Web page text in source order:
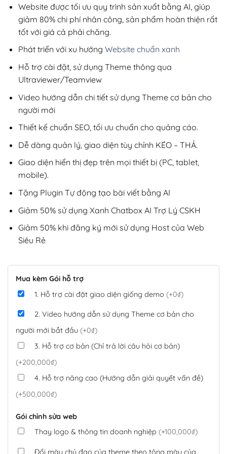
Website được tối ưu quy trình sản xuất bằng AI, giúp
giảm 80% chi phí nhân công, sản phẩm hoàn thiện rất
tốt với giá cả phải chăng.
Phát triển với xu hướng Website chuẩn xanh
Hỗ trợ cài đặt, sử dụng Theme thông qua
Ultraviewer/Teamview
Video hướng dẫn chi tiết sử dụng Theme cơ bản cho
người mới
Thiết kế chuẩn SEO, tối ưu chuẩn cho quảng cáo.
Dễ dàng quản lý, giao diện tùy chỉnh KÉO – THẢ.
Giao diện hiển thị đẹp trên mọi thiết bị (PC, tablet,
mobile).
Tặng Plugin Tự động tạo bài viết bằng AI
Giảm 50% sử dụng Xanh Chatbox AI Trợ Lý CSKH
Giảm 50% khi đăng ký mới sử dụng Host của Web
Siêu Rẻ
Mua kèm Gói hỗ trợ
1. Hỗ trợ cài đặt giao diện giống demo (+0₫)
2. Video hướng dẫn sử dụng Theme cơ bản cho
người mới bắt đầu (+0₫)
3. Hỗ trợ cơ bản (Chỉ trả lời câu hỏi cơ bản)
(+200,000₫)
4. Hỗ trợ nâng cao (Hướng dẫn giải quyết vấn đề)
(+500,000₫)
Gói chỉnh sửa web
Thay logo & thông tin doanh nghiệp (+100,000₫)
Đổi màu chủ đạo của theme theo tông màu của